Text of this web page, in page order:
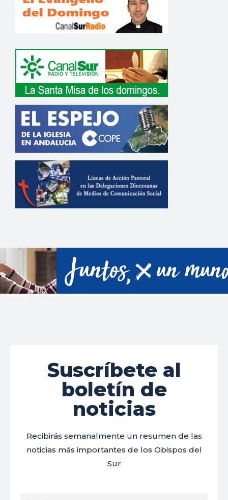
Suscríbete al
boletín de
noticias
Recibirás semanalmente un resumen de las
noticias más importantes de los Obispos del
Sur